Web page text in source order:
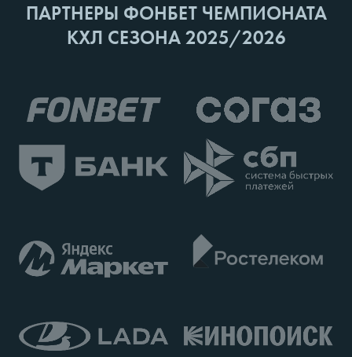
ПАРТНЕРЫ ФОНБЕТ ЧЕМПИОНАТА
КХЛ СЕЗОНА 2025/2026